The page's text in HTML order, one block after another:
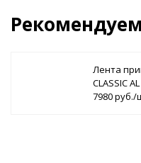
Лента
CLASSIC
7980 руб./